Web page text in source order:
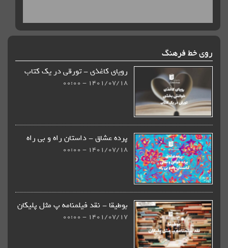
روی خط فرهنگ
رویای کاغذی - تورقی در یک کتاب
1401/07/18 - 00:00
پرده عشاق - داستان راه و بی راه
1401/07/18 - 00:00
بوطیقا - نقد فیلمنامه پ مثل پلیکان
1401/07/17 - 00:00